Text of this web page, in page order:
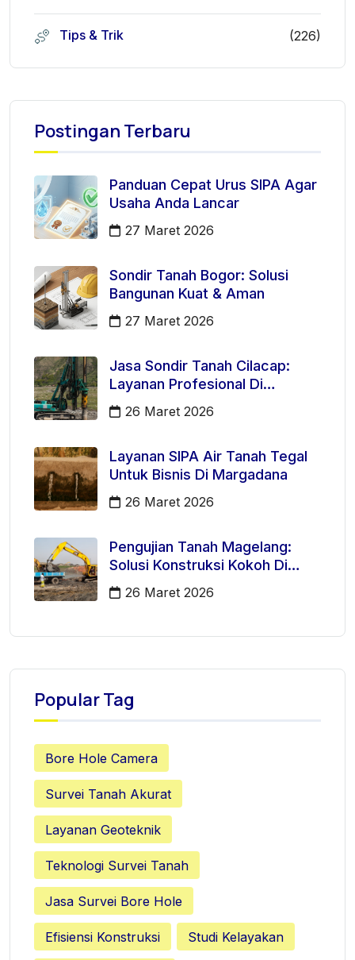
Tips & Trik (226)
Postingan Terbaru
Panduan Cepat Urus SIPA Agar
Usaha Anda Lancar
27 Maret 2026
Sondir Tanah Bogor: Solusi
Bangunan Kuat & Aman
27 Maret 2026
Jasa Sondir Tanah Cilacap:
Layanan Profesional Di
Kecamatan Majenang
26 Maret 2026
Layanan SIPA Air Tanah Tegal
Untuk Bisnis Di Margadana
26 Maret 2026
Pengujian Tanah Magelang:
Solusi Konstruksi Kokoh Di
Mertoyudan
26 Maret 2026
Popular Tag
Bore Hole Camera
Survei Tanah Akurat
Layanan Geoteknik
Teknologi Survei Tanah
Jasa Survei Bore Hole
Efisiensi Konstruksi Studi Kelayakan